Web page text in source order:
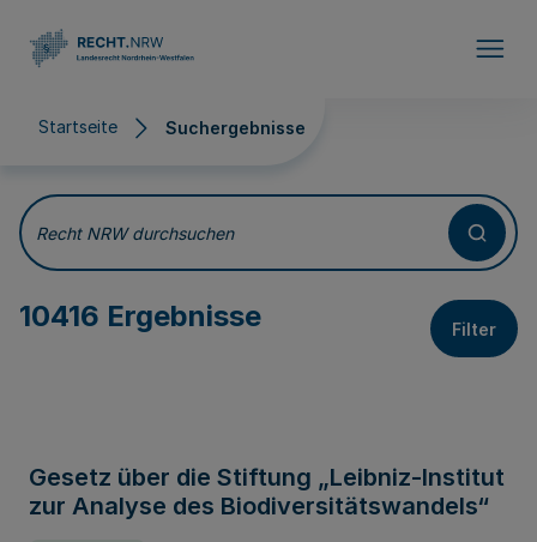
Startseite Suchergebnisse
Suchergebnisse
Recht NRW durchsuchen
10416 Ergebnisse Filter
Gesetz über die Stiftung „Leibniz-Institut
zur Analyse des Biodiversitätswandels“